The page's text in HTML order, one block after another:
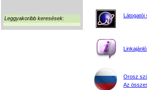
Leggyakoribb keresések: Látogatói
Orosz
Az